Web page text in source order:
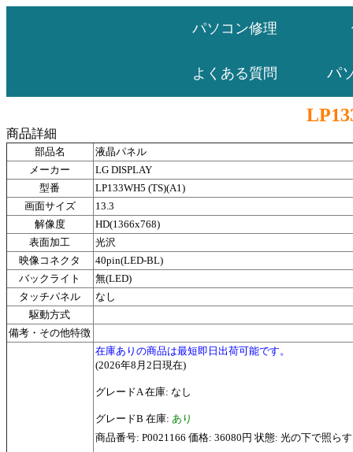
パソコン修理
よくある質問 パ
商品詳細
部品名
液晶パネル
メーカー
LG DISPLAY
型番
LP133WH5 (TS)(A1)
画面サイズ
13.3
解像度
HD(1366x768)
表面加工
光沢
映像コネクタ
40pin(LED-BL)
バックライト
無(LED)
タッチパネル
なし
駆動方式
備考・その他特徴
在庫ありの商品は最短即日出荷可能です。
(2026年8月2日現在)
グレードA 在庫: なし
グレードB 在庫: あり
商品番号: P0021166 価格: 36080円 状態: 光の下で照ら